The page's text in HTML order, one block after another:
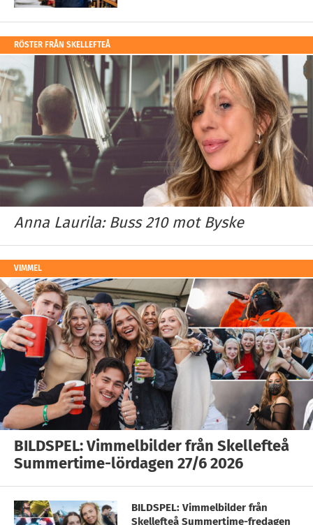
RÖSTER FRÅN SKELLEFTEÅ
Anna Laurila: Buss 210 mot Byske
VIMMEL
BILDSPEL: Vimmelbilder från Skellefteå
Summertime-lördagen 27/6 2026
BILDSPEL: Vimmelbilder från
Skellefteå Summertime-fredagen